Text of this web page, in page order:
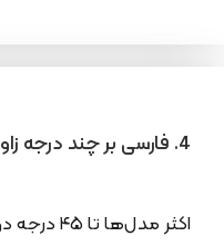
4. فارسی بر چند درجه زاویه را پشتیبانی می‌کند؟